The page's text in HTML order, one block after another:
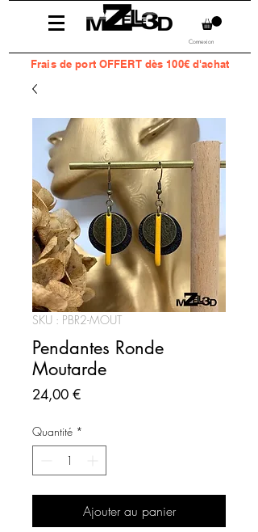
Connexion
Fraisde port OFFERT dès 100€ d'achat
SKU : PBR2-MOUT
Pendantes Ronde
Moutarde
24,00 €Prix
Quantité *
Ajouter au panier